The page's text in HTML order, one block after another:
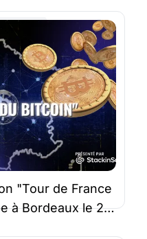
"Tour de France
à Bordeaux le 26